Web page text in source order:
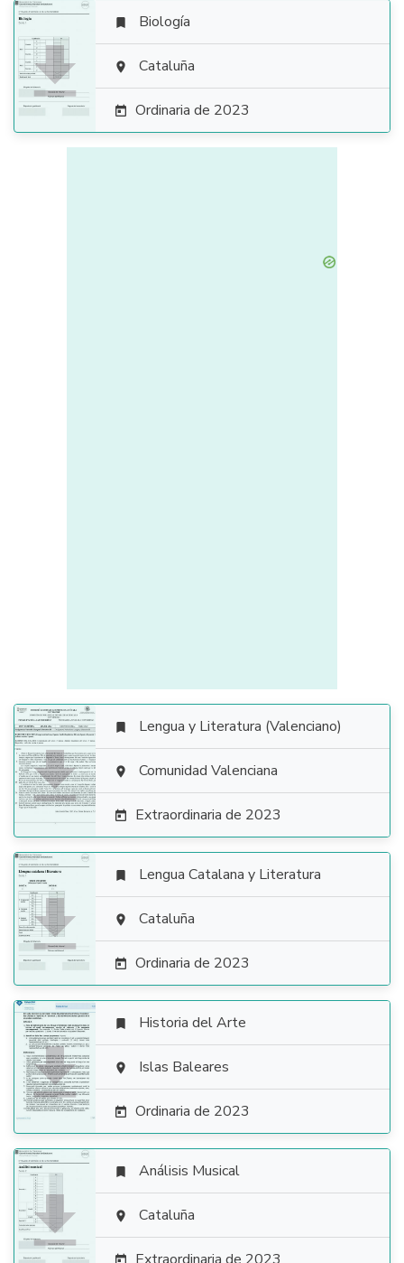

 Biología
 Cataluña
 Ordinaria de 2023

 Lengua y Literatura (Valenciano)
 Comunidad Valenciana
 Extraordinaria de 2023

 Lengua Catalana y Literatura
 Cataluña
 Ordinaria de 2023

 Historia del Arte
 Islas Baleares
 Ordinaria de 2023

 Análisis Musical
 Cataluña